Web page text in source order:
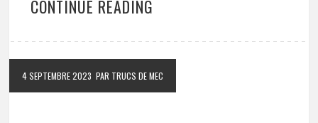
CONTINUE READING
4 SEPTEMBRE 2023 PAR TRUCS DE MEC